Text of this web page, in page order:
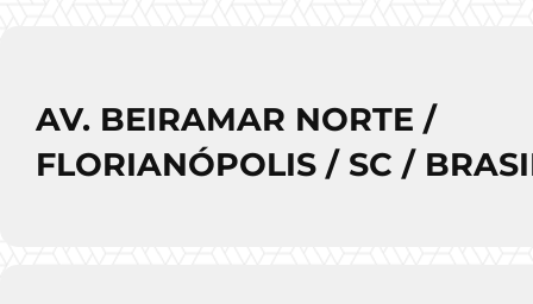
AV. BEIRAMAR NORTE /
FLORIANÓPOLIS / SC /